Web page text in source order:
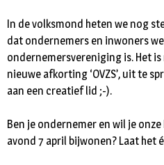
In de volksmond heten we nog
dat ondernemers en inwoners
ondernemersvereniging is. Het
nieuwe afkorting ‘OVZS’, uit te
aan een creatief lid ;-).
Ben je ondernemer en wil je onze
avond 7 april bijwonen? Laat het